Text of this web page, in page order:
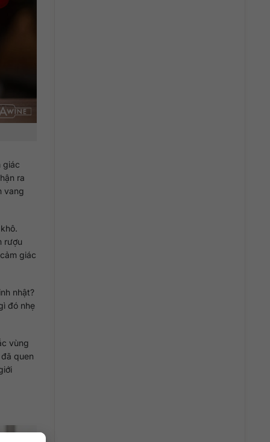
giác
ra
vang
rượu
giác
nhật?
đó nhẹ
vùng
quen